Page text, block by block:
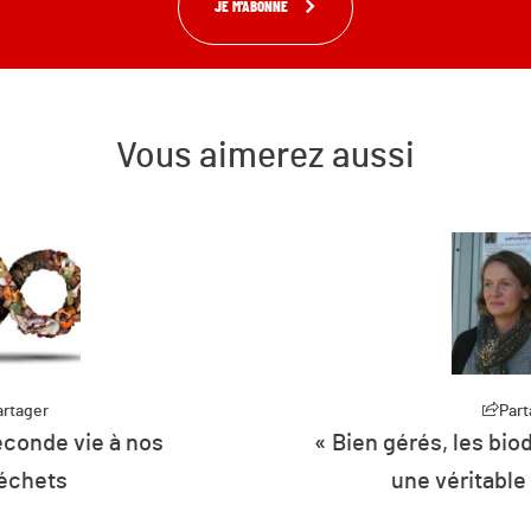
JE M'ABONNE
Vous aimerez aussi
vie à nos
« Bien gérés, les
une